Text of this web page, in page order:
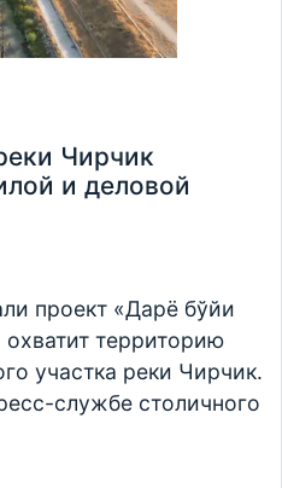
Чирчик
и деловой
проект «Дарё бўйи
территорию
участка реки Чирчик.
службе столичного